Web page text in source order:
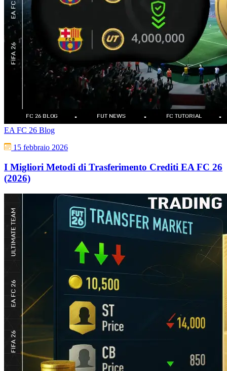
EA FC 26 Blog
15 febbraio 2026
I Migliori Metodi di Trasferimento Crediti EA FC 26
(2026)